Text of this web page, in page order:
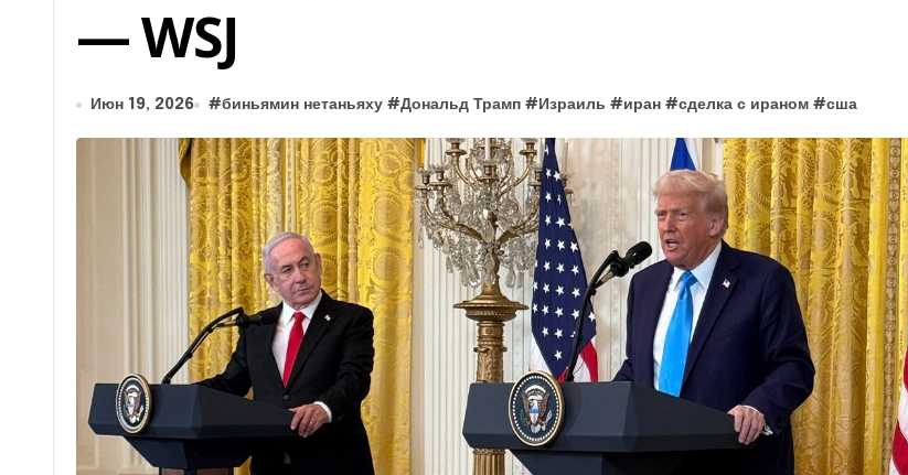
— WSJ
Июн 19, 2026 #биньямин нетаньяху #Дональд Трамп #Израиль #иран #сделка с ираном #сша